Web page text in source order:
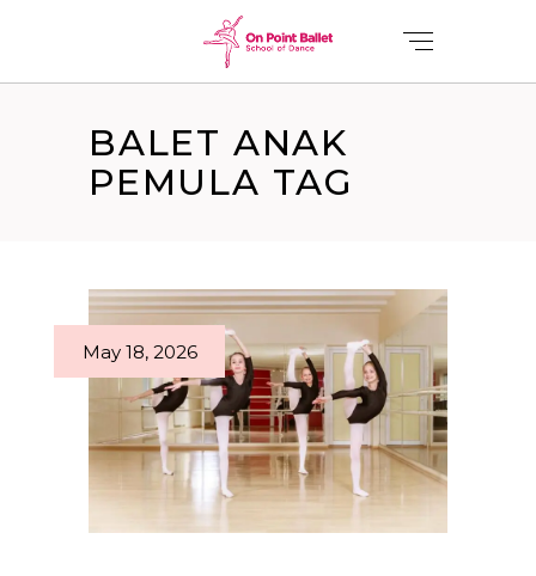
BALET ANAK
PEMULA TAG
May 18, 2026